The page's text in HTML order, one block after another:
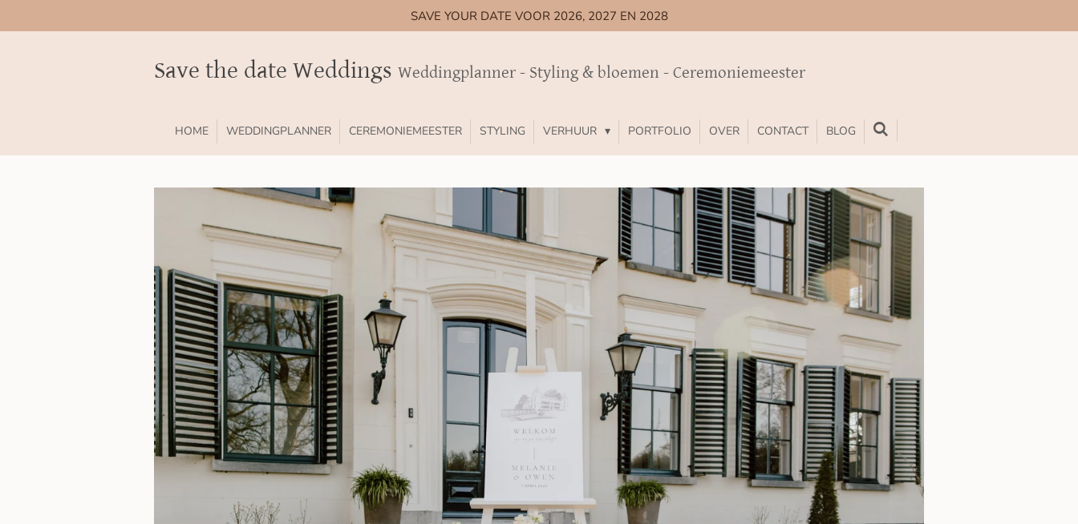
direct
SAVE YOUR DATE VOOR 2026, 2027 EN 2028
Save the date Weddings Weddingplanner - Styling & bloemen - Ceremoniemeester
HOME WEDDINGPLANNER CEREMONIEMEESTER STYLING VERHUUR PORTFOLIO OVER CONTACT BLOG